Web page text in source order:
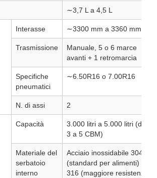
∼3,7 L a 4,5 L
Interasse ∼3300 mm a 3360 mm
Trasmissione
Manuale, 5 o 6 marce
avanti + 1 retromarcia
Specifiche
pneumatici
∼6.50R16 o 7.00R16
N. di assi 2
Capacità
3.000 litri a 5.000 litri (da
3 a 5 CBM)
Materiale del
serbatoio
interno
Acciaio inossidabile 304
(standard per alimenti) o
316 (maggiore resistenza